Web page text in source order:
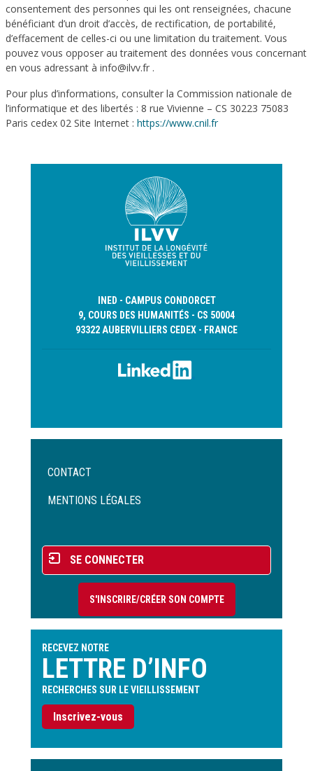
consentement des personnes qui les ont renseignées, chacune
bénéficiant d’un droit d’accès, de rectification, de portabilité,
d’effacement de celles-ci ou une limitation du traitement. Vous
pouvez vous opposer au traitement des données vous concernant
en vous adressant à info@ilvv.fr .
Pour plus d’informations, consulter la Commission nationale de
l’informatique et des libertés : 8 rue Vivienne – CS 30223 75083
Paris cedex 02 Site Internet : https://www.cnil.fr
INED - CAMPUS CONDORCET
9, COURS DES HUMANITÉS - CS 50004
93322 AUBERVILLIERS CEDEX - FRANCE
Menu
de
CONTACT
MENTIONS LÉGALES
Menu
du
compte
l'utilisateur
SE CONNECTER
S'INSCRIRE/CRÉER SON COMPTE
RECEVEZ NOTRE
LETTRE D’INFO
RECHERCHES SUR LE VIEILLISSEMENT
Inscrivez-vous